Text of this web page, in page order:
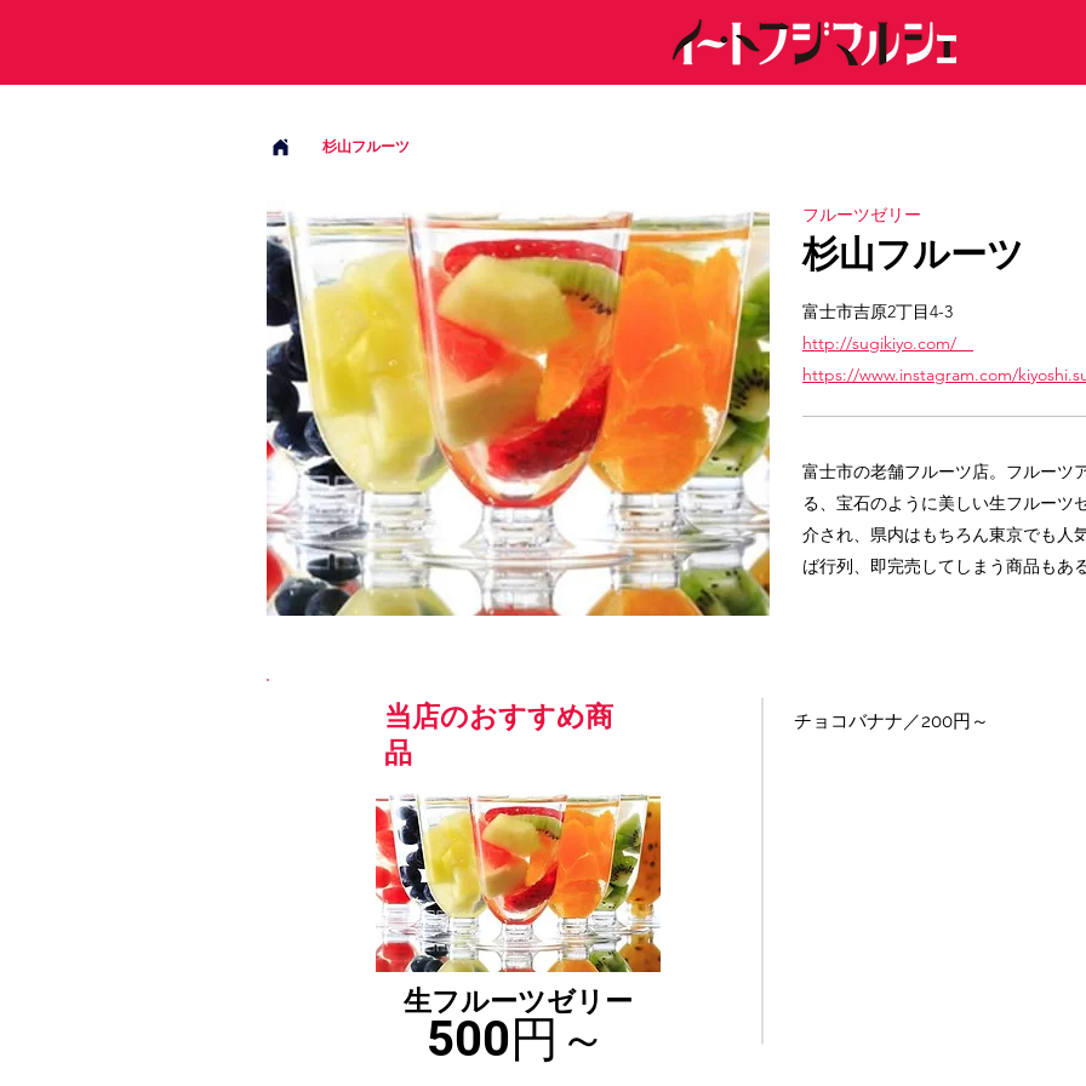
杉山フルーツ
フルーツゼリー
杉山フルーツ
富士市吉原2丁目4-3
http://sugikiyo.com/
https://www.instagram.com/
富士市の老舗フルーツ店。フルーツ
る、宝石のように美しい生フルーツ
介され、県内はもちろん東京でも人
ば行列、即完売してしまう商品もあ
当店のおすすめ商
品
生フルーツゼリー
500円～
チョコバナナ／200円～